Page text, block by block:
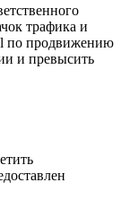
трафика и
по продвижению
и превысить